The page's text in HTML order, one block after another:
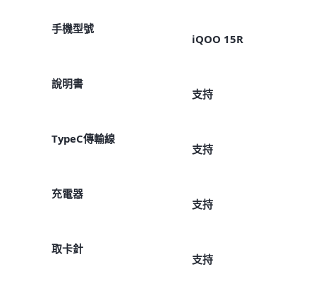
手機型號
iQOO 15R
說明書
支持
TypeC傳輸線
支持
充電器
支持
取卡針
支持